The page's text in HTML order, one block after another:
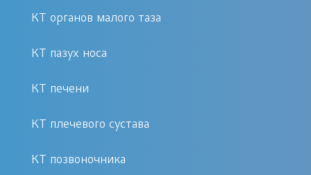
Подготовка к процедуре
сосудов головы не требуется, однако
исключить прием пищи за 2–3 часа.
Также важно уведомить врача о
КТ органов малого таза
КТ пазух носа
КТ печени
КТ плечевого сустава
КТ позвоночника